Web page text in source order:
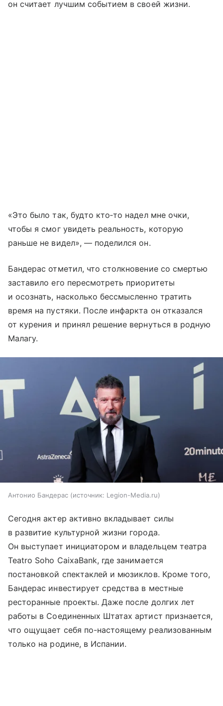
он считает лучшим событием в своей жизни.
«Это было так, будто кто‑то надел мне очки,
чтобы я смог увидеть реальность, которую
раньше не видел», — поделился он.
Бандерас отметил, что столкновение со смертью
заставило его пересмотреть приоритеты
и осознать, насколько бессмысленно тратить
время на пустяки. После инфаркта он отказался
от курения и принял решение вернуться в родную
Малагу.
Антонио Бандерас источник: Legion-Media.ru
Сегодня актер активно вкладывает силы
в развитие культурной жизни города.
Он выступает инициатором и владельцем театра
Teatro Soho CaixaBank, где занимается
постановкой спектаклей и мюзиклов. Кроме того,
Бандерас инвестирует средства в местные
ресторанные проекты. Даже после долгих лет
работы в Соединенных Штатах артист признается,
что ощущает себя по-настоящему реализованным
только на родине, в Испании.